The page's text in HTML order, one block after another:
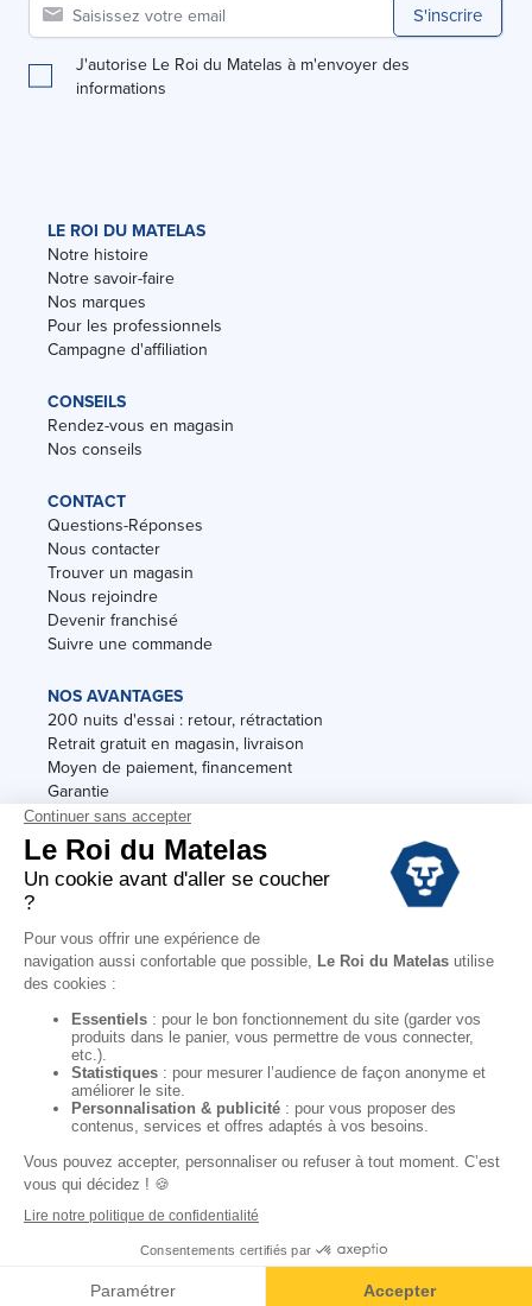
S'inscrire
J'autorise Le Roi du Matelas à m'envoyer des
informations
LE ROI DU MATELAS
Notre histoire
Notre savoir-faire
Nos marques
Pour les professionnels
Campagne d'affiliation
CONSEILS
Rendez-vous en magasin
Nos conseils
CONTACT
Questions-Réponses
Nous contacter
Trouver un magasin
Nous rejoindre
Devenir franchisé
Suivre une commande
NOS AVANTAGES
200 nuits d'essai : retour, rétractation
Retrait gratuit en magasin, livraison
Moyen de paiement, financement
Garantie
Conditions des offres
Soldes
Conditions Générales de vente magasin
Conditions Générales de vente internet
Mentions Légales
Données personnelles
Codes promo Le Roi du Matelas
Copyright © 2022. All rights reserved.